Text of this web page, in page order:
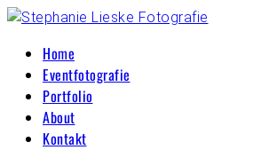
Home
Eventfotografie
Portfolio
About
Kontakt